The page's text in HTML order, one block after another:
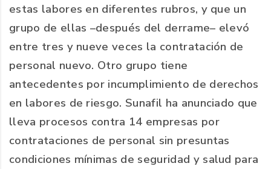
estas labores en diferentes rubros, y que un
grupo de ellas –después del derrame– elevó
entre tres y nueve veces la contratación de
personal nuevo. Otro grupo tiene
antecedentes por incumplimiento de derechos
en labores de riesgo. Sunafil ha anunciado que
lleva procesos contra 14 empresas por
contrataciones de personal sin presuntas
condiciones mínimas de seguridad y salud para